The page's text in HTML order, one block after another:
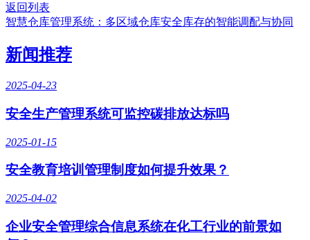
返回列表
智慧仓库管理系统：多区域仓库安全库存的智能调配与协同
新闻推荐
2025-04-23
安全生产管理系统可监控碳排放达标吗
2025-01-15
安全教育培训管理制度如何提升效果？
2025-04-02
企业安全管理综合信息系统在化工行业的前景如